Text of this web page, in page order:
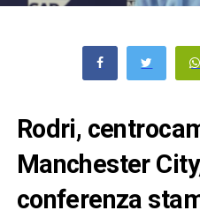
Rodri,
Manchester
conferenza